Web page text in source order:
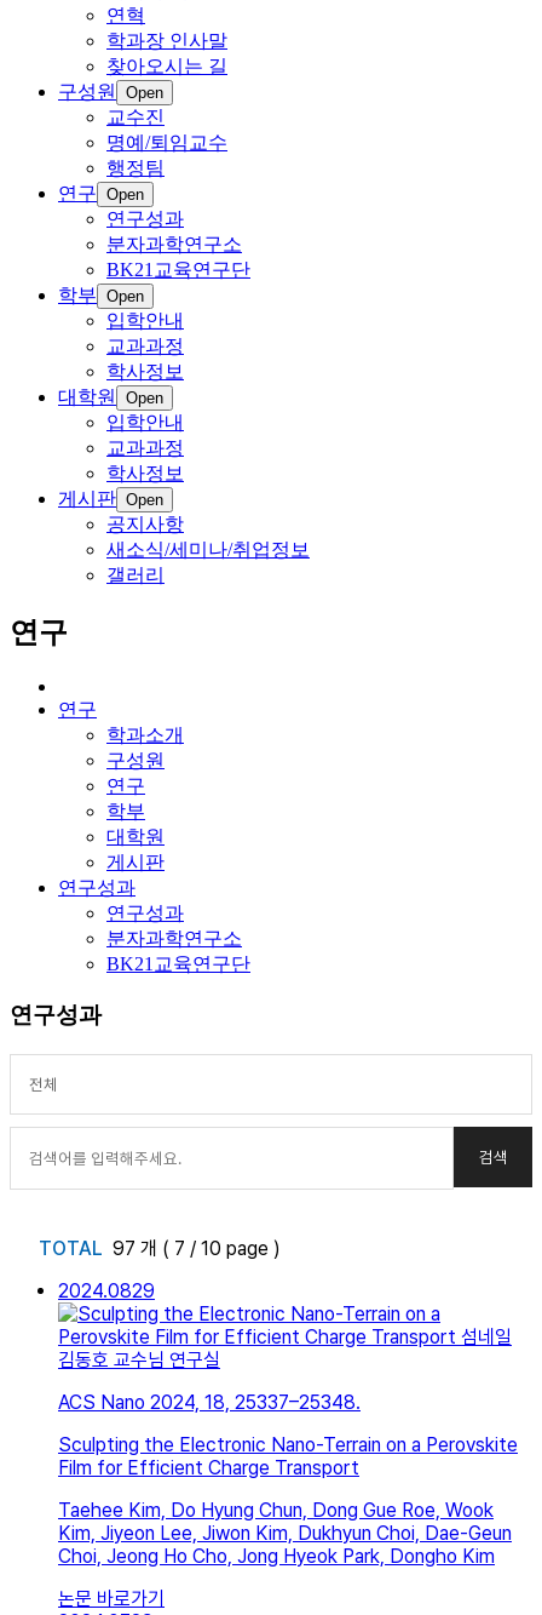
연혁
학과장 인사말
찾아오시는 길
구성원
Open
교수진
명예/퇴임교수
행정팀
연구 Open
연구성과
분자과학연구소
BK21교육연구단
학부 Open
입학안내
교과과정
학사정보
대학원
Open
입학안내
교과과정
학사정보
게시판 Open
공지사항
새소식/세미나/취업정보
갤러리
연구
연구
학과소개
구성원
연구
학부
대학원
게시판
연구성과
연구성과
분자과학연구소
BK21교육연구단
연구성과
TOTAL 97 개 ( 7 / 10 page )
2024.0829
김동호 교수님 연구실
ACS Nano 2024, 18, 25337–25348.
Sculpting the Electronic Nano-Terrain on a Perovskite
Film for Efficient Charge Transport
Taehee Kim, Do Hyung Chun, Dong Gue Roe, Wook
Kim, Jiyeon Lee, Jiwon Kim, Dukhyun Choi, Dae-Geun
Choi, Jeong Ho Cho, Jong Hyeok Park, Dongho Kim
논문 바로가기